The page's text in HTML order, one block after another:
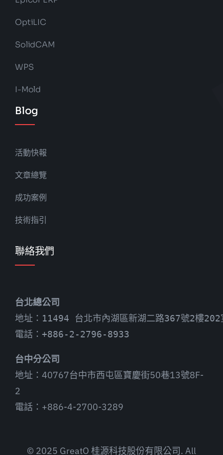
OptiLIC
SolidCAM
WPS
I-Mold
Blog
活動快報
文章總覽
成功案例
技術指引
聯絡我們
台北總公司
地址：11494 台北市內湖區新湖二路367號2樓202
電話：+886-2-2796-8933
台中分公司
地址：40767台中市西屯區寶慶街50巷13號8F-
2
電話：+886-4-2700-3289
© 2025 GreatO 桂源科技股份有限公司. All